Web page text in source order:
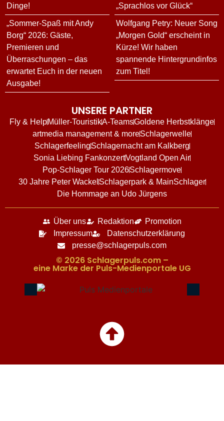
Dinge!
„Sommer-Spaß mit Andy
Borg“ 2026: Gäste,
Premieren und
Überraschungen – das
erwartet Euch in der neuen
Ausgabe!
„Sprachlos vor Glück“
Wolfgang Petry: Neuer Song
„Morgen Gold“ erscheint in
Kürze! Wir haben
spannende Hintergrundinfos
zum Titel!
UNSERE PARTNER
Fly & HelpMüller-TouristikA-TeamsGoldene Herbstklänge
artmedia management & moreSchlagerwelle
SchlagerfeelingSchlagernacht am Kalkberg
Sonia Liebing FankonzertVogtland Open Air
Pop-Schlager Tour 2026Schlagermove
30 Jahre Peter Wackel Schlagerpark & MainSchlager
Die Hommage an Udo Jürgens
Über uns Redaktion
Promotion
Impressum
Datenschutzerklärung
presse@schlagerpuls.com
© 2026 Schlagerpuls.com –
eine Marke der Puls-Medienportale UG​